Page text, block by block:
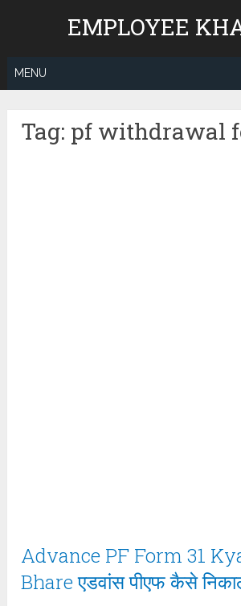
EMPLOYEE
MENU
Tag: pf withdrawal
Advance PF Form 31
Bhare एडवांस पीएफ कैसे